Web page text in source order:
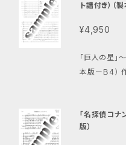
ト譜付き）（
¥4,950
「巨人の星
本版ーＢ4）
ー、ギタロン
「名探偵コナ
版）